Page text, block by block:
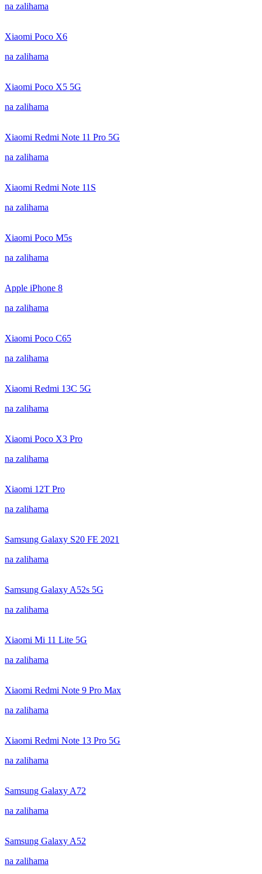
na zalihama
Xiaomi Poco X6
na zalihama
Xiaomi Poco X5 5G
na zalihama
Xiaomi Redmi Note 11 Pro 5G
na zalihama
Xiaomi Redmi Note 11S
na zalihama
Xiaomi Poco M5s
na zalihama
Apple iPhone 8
na zalihama
Xiaomi Poco C65
na zalihama
Xiaomi Redmi 13C 5G
na zalihama
Xiaomi Poco X3 Pro
na zalihama
Xiaomi 12T Pro
na zalihama
Samsung Galaxy S20 FE 2021
na zalihama
Samsung Galaxy A52s 5G
na zalihama
Xiaomi Mi 11 Lite 5G
na zalihama
Xiaomi Redmi Note 9 Pro Max
na zalihama
Xiaomi Redmi Note 13 Pro 5G
na zalihama
Samsung Galaxy A72
na zalihama
Samsung Galaxy A52
na zalihama